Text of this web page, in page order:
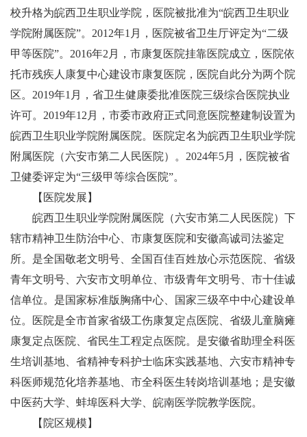
校升格为皖西卫生职业学院，医院被批准为“皖西卫生职业
学院附属医院”。2012年1月，医院被省卫生厅评定为“二级
甲等医院”。2016年2月，市康复医院挂靠医院成立，医院依
托市残疾人康复中心建设市康复医院，医院自此分为两个院
区。2019年1月，省卫生健康委批准医院三级综合医院执业
许可。2019年12月，市委市政府正式同意医院整建制设置为
皖西卫生职业学院附属医院。医院定名为皖西卫生职业学院
附属医院（六安市第二人民医院）。2024年5月，医院被省
卫健委评定为“三级甲等综合医院”。
【医院发展】
皖西卫生职业学院附属医院（六安市第二人民医院）下
辖市精神卫生防治中心、市康复医院和安徽高诚司法鉴定
所。是全国敬老文明号、全国百佳百姓放心示范医院、省级
青年文明号、六安市文明单位、市级青年文明号、市十佳诚
信单位。 是国家标准版 胸痛中心、国家三级卒中中心建设单
位。医院是全市首家省级工伤康复定点医院、省级儿童脑瘫
康复定点医院、省民生工程定点医院。是安徽省助理全科医
生培训基地、省精神专科护士临床实践基地、六安市精神专
科医师规范化培养基地、市全科医生转岗培训基地；是安徽
中医药大学、 蚌埠医科大学、 皖南医学院教学医院。
【院区规模】